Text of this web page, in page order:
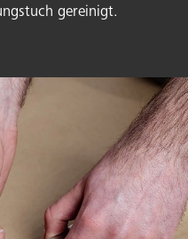
gereinigt.